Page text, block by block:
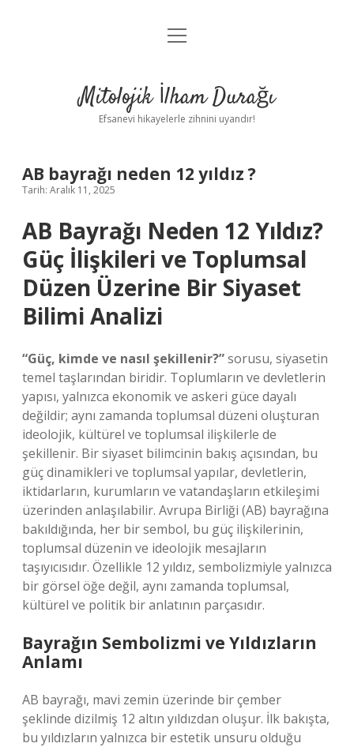
Anasayfa
Yasal Uyarı
menüyü
Mitolojik İlham Durağı
Efsanevi hikayelerle zihnini uyandır!
AB bayrağı neden 12 yıldız ?
Tarih: Aralık 11, 2025
AB Bayrağı Neden 12 Yıldız?
Güç İlişkileri ve Toplumsal
Düzen Üzerine Bir Siyaset
Bilimi Analizi
“Güç, kimde ve nasıl şekillenir?”sorusu, siyasetin
temel taşlarından biridir. Toplumların ve devletlerin
yapısı, yalnızca ekonomik ve askeri güce dayalı
değildir; aynı zamanda toplumsal düzeni oluşturan
ideolojik, kültürel ve toplumsal ilişkilerle de
şekillenir. Bir siyaset bilimcinin bakış açısından, bu
güç dinamikleri ve toplumsal yapılar, devletlerin,
iktidarların, kurumların ve vatandaşların etkileşimi
üzerinden anlaşılabilir. Avrupa Birliği (AB) bayrağına
bakıldığında, her bir sembol, bu güç ilişkilerinin,
toplumsal düzenin ve ideolojik mesajların
taşıyıcısıdır. Özellikle 12 yıldız, sembolizmiyle yalnızca
bir görsel öğe değil, aynı zamanda toplumsal,
kültürel ve politik bir anlatının parçasıdır.
Bayrağın Sembolizmi ve Yıldızların
Anlamı
AB bayrağı, mavi zemin üzerinde bir çember
şeklinde dizilmiş 12 altın yıldızdan oluşur. İlk bakışta,
bu yıldızların yalnızca bir estetik unsuru olduğu